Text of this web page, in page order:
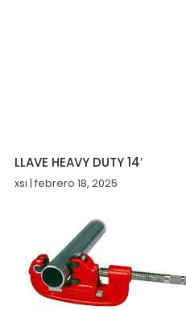
LLAVE HEAVY DUTY 14′
xsi febrero 18, 2025